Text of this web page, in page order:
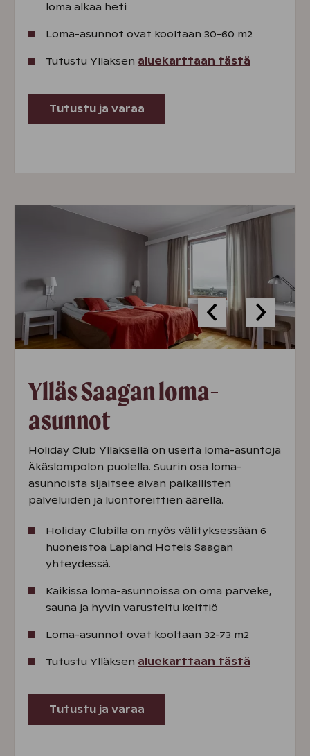
loma alkaa heti
Loma-asunnot ovat kooltaan 30-60 m2
Tutustu Ylläksen aluekarttaan tästä
Tutustu ja varaa
Ylläs Saagan loma-
asunnot
Holiday Club Ylläksellä on useita loma-asuntoja
Äkäslompolon puolella. Suurin osa loma-
asunnoista sijaitsee aivan paikallisten
palveluiden ja luontoreittien äärellä.
Holiday Clubilla on myös välityksessään 6
huoneistoa Lapland Hotels Saagan
yhteydessä.
Kaikissa loma-asunnoissa on oma parveke,
sauna ja hyvin varusteltu keittiö
Loma-asunnot ovat kooltaan 32-73 m2
Tutustu Ylläksen aluekarttaan tästä
Tutustu ja varaa